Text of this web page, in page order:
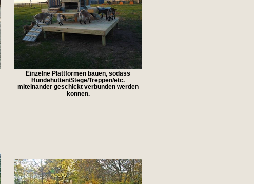
Einzelne Plattformen bauen, sodass
Hundehütten/Stege/Treppen/etc.
miteinander geschickt verbunden werden
können.